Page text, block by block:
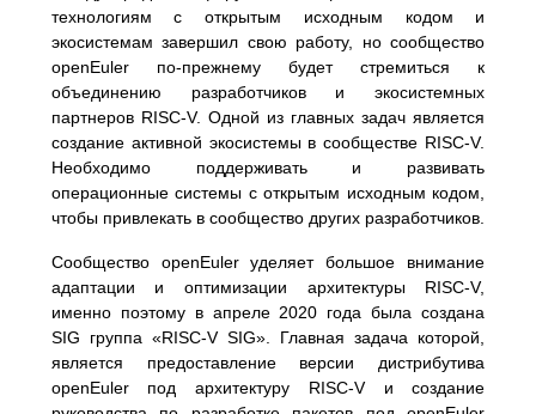
технологиям с открытым исходным кодом и
экосистемам завершил свою работу, но сообщество
openEuler по-прежнему будет стремиться к
объединению разработчиков и экосистемных
партнеров RISC-V. Одной из главных задач является
создание активной экосистемы в сообществе RISC-V.
Необходимо поддерживать и развивать
операционные системы с открытым исходным кодом,
чтобы привлекать в сообщество других разработчиков.
Сообщество openEuler уделяет большое внимание
адаптации и оптимизации архитектуры RISC-V,
именно поэтому в апреле 2020 года была создана
SIG группа «RISC-V SIG». Главная задача которой,
является предоставление версии дистрибутива
openEuler под архитектуру RISC-V и создание